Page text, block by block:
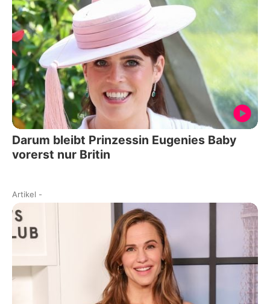
Darum bleibt Prinzessin Eugenies Baby
vorerst nur Britin
Artikel -